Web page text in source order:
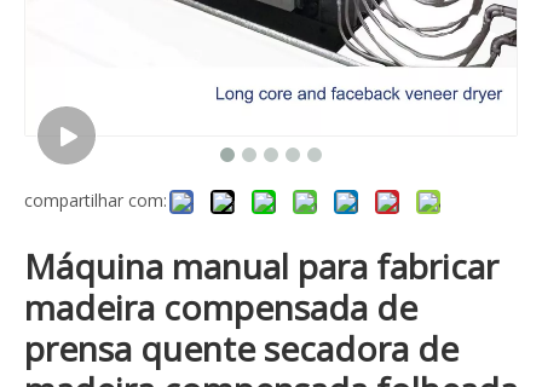
compartilhar com:
Máquina manual para fabricar
madeira compensada de
prensa quente secadora de